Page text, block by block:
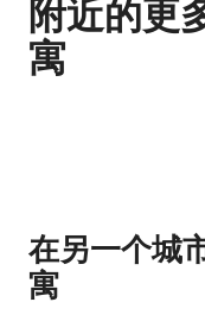
附近的更
寓
在另一个城
寓